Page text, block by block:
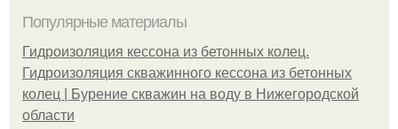
Популярные материалы
Гидроизоляция кессона из бетонных колец.
Гидроизоляция скважинного кессона из бетонных
колец | Бурение скважин на воду в Нижегородской
области